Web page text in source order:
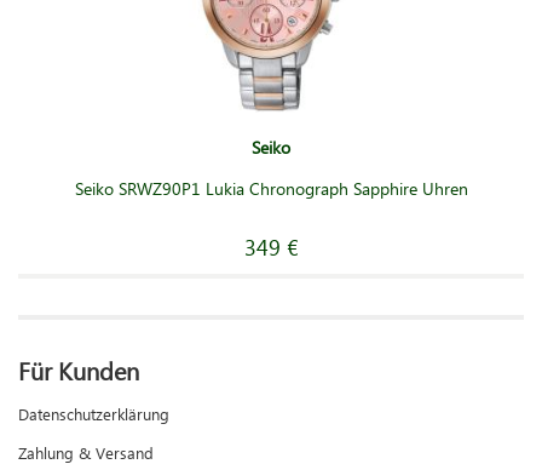
Seiko
Seiko SRWZ90P1 Lukia Chronograph Sapphire Uhren
349 €
Für Kunden
Datenschutzerklärung
Zahlung & Versand